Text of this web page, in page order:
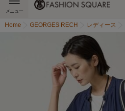
メニュー
Home GEORGES RECH レディース